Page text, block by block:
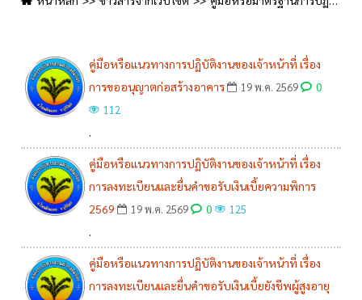
คู่มือหรือแนวทางการปฏิบัติงานของเจ้าหน้าที่ เรื่อง
การขออนุญาตก่อสร้างอาคาร
19 พ.ค. 2569 0
112
.
คู่มือหรือแนวทางการปฏิบัติงานของเจ้าหน้าที่ เรื่อง
การลงทะเบียนและยื่นคำขอรับเงินเบี้ยความพิการ
2569
19 พ.ค. 2569 0 125
.
คู่มือหรือแนวทางการปฏิบัติงานของเจ้าหน้าที่ เรื่อง
การลงทะเบียนและยื่นคำขอรับเงินเบี้ยยังชีพผู้สูงอายุ